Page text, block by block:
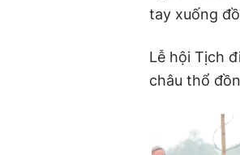
tay xuống
Lễ hội Tịch
châu thổ